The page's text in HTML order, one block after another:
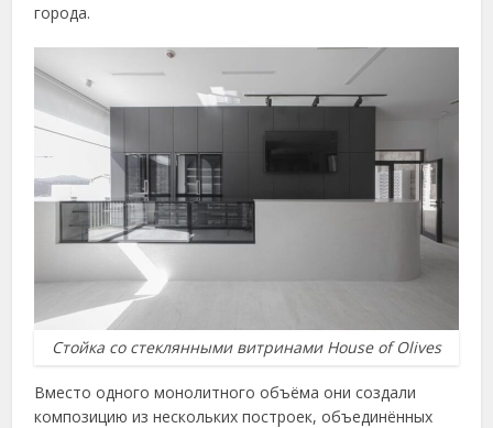
города.
Стойка со стеклянными витринами House of Olives
Вместо одного монолитного объёма они создали
композицию из нескольких построек, объединённых